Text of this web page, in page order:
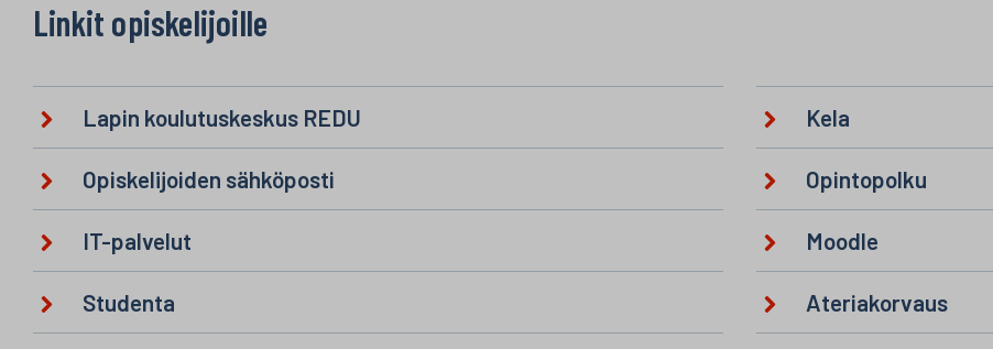
Linkit opiskelijoille
Lapin koulutuskeskus REDU
Opiskelijoiden sähköposti
IT-palvelut
Studenta
Kela
Opintopolku
Moodle
Ateriakorvaus